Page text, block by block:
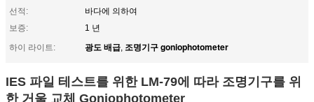
선적:
바다에 의하여
보증:
1 년
하이 라이트:
광도 배급, 조명기구 goniophotometer
IES 파일 테스트를 위한 LM-79에 따라 조명기구를 위
한 거울 교체 Goniophotometer